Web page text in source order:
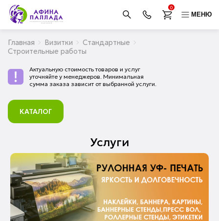
0
МЕНЮ
Главная Визитки
Стандартные
Строительные работы
Актуальную стоимость товаров и услуг
уточняйте у менеджеров. Минимальная
сумма заказа зависит от выбранной услуги.
КАТАЛОГ
Услуги